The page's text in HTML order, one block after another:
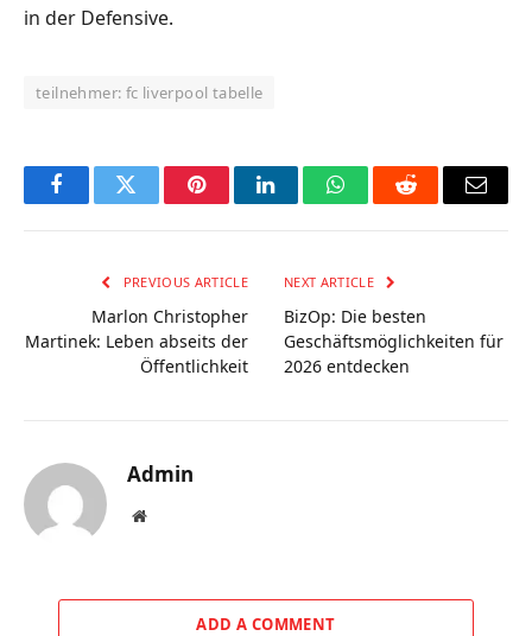
in der Defensive.
teilnehmer: fc liverpool tabelle
FacebookTwitter PinterestLinkedInWhatsAppReddit Email
PREVIOUS ARTICLE
Marlon Christopher
Martinek: Leben abseits der
Öffentlichkeit
NEXT ARTICLE
BizOp: Die besten
Geschäftsmöglichkeiten für
2026 entdecken
Admin
Website
ADD A COMMENT